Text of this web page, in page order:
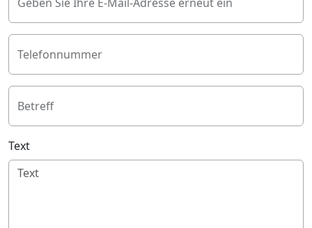
Telefonnummer
Betreff
Text